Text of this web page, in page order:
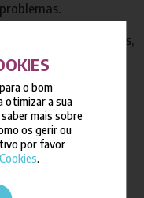
o bom
otimizar a sua
mais sobre
os gerir ou
por favor
.
dos Alpes,
, aJIR Winter School
enriquecedor para
avanço desta área